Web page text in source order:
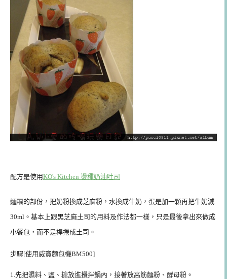
配方是使用KO's Kitchen 燙種奶油吐司
麵糰的部份，把奶粉換成芝麻粉，水換成牛奶，蛋是加一顆再把牛奶減
30ml。基本上跟黑芝麻土司的用料及作法都一樣，只是最後拿出來做成
小餐包，而不是桿捲成土司。
步驟[使用威寶麵包機BM500]
1.先把濕料、鹽、糖放進攪拌鍋內，接著放高筋麵粉、酵母粉。